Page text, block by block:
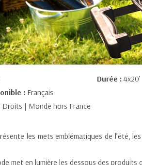
Durée : 4x20’
: Français
Droits | Monde hors France
les mets emblématiques de l’été,
met en lumière les dessous des produits